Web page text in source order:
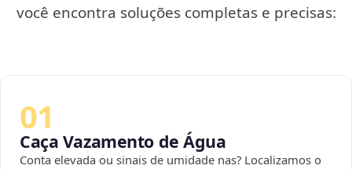
você encontra soluções completas e precisas:
01
Caça Vazamento de Água
Conta elevada ou sinais de umidade nas? Localizamos o